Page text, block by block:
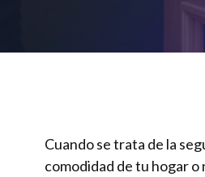
Cuando se trata de la
comodidad de tu hogar o